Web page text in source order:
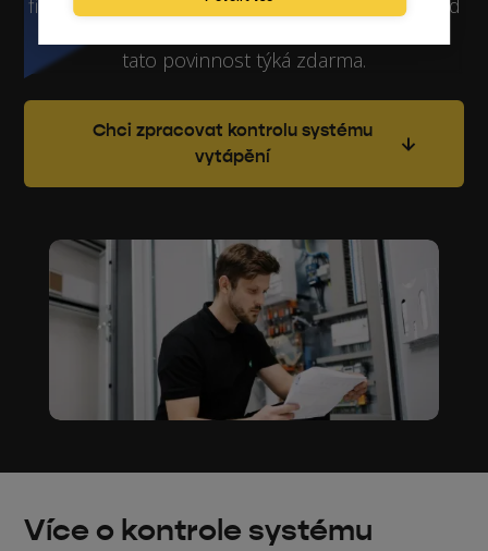
firem a SVJ. Rychle, spolehlivě a s protokolem od
tato povinnost týká zdarma.
Chci zpracovat kontrolu systému
vytápění
Více o kontrole systému